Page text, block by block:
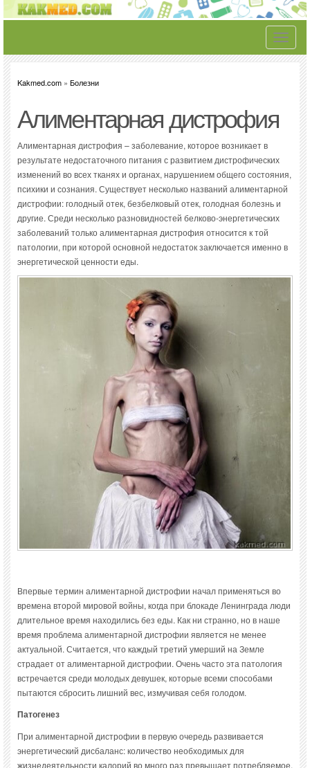
Toggle
Kakmed.com » Болезни
Алиментарная дистрофия
Алиментарная дистрофия – заболевание, которое возникает в
результате недостаточного питания с развитием дистрофических
изменений во всех тканях и органах, нарушением общего состояния,
психики и сознания. Существует несколько названий алиментарной
дистрофии: голодный отек, безбелковый отек, голодная болезнь и
другие. Среди несколько разновидностей белково-энергетических
заболеваний только алиментарная дистрофия относится к той
патологии, при которой основной недостаток заключается именно в
энергетической ценности еды.
Впервые термин алиментарной дистрофии начал применяться во
времена второй мировой войны, когда при блокаде Ленинграда люди
длительное время находились без еды. Как ни странно, но в наше
время проблема алиментарной дистрофии является не менее
актуальной. Считается, что каждый третий умерший на Земле
страдает от алиментарной дистрофии. Очень часто эта патология
встречается среди молодых девушек, которые всеми способами
пытаются сбросить лишний вес, измучивая себя голодом.
Патогенез
При алиментарной дистрофии в первую очередь развивается
энергетический дисбаланс: количество необходимых для
жизнедеятельности калорий во много раз превышает потребляемое.